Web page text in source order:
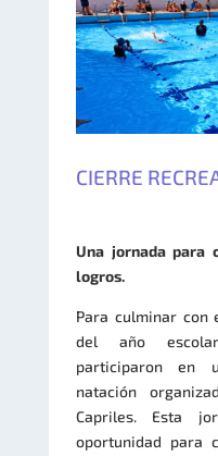
CIERRE
Una jornada para
logros.
Para culminar con
del año
participaron en
natación
Capriles. Esta
oportunidad para